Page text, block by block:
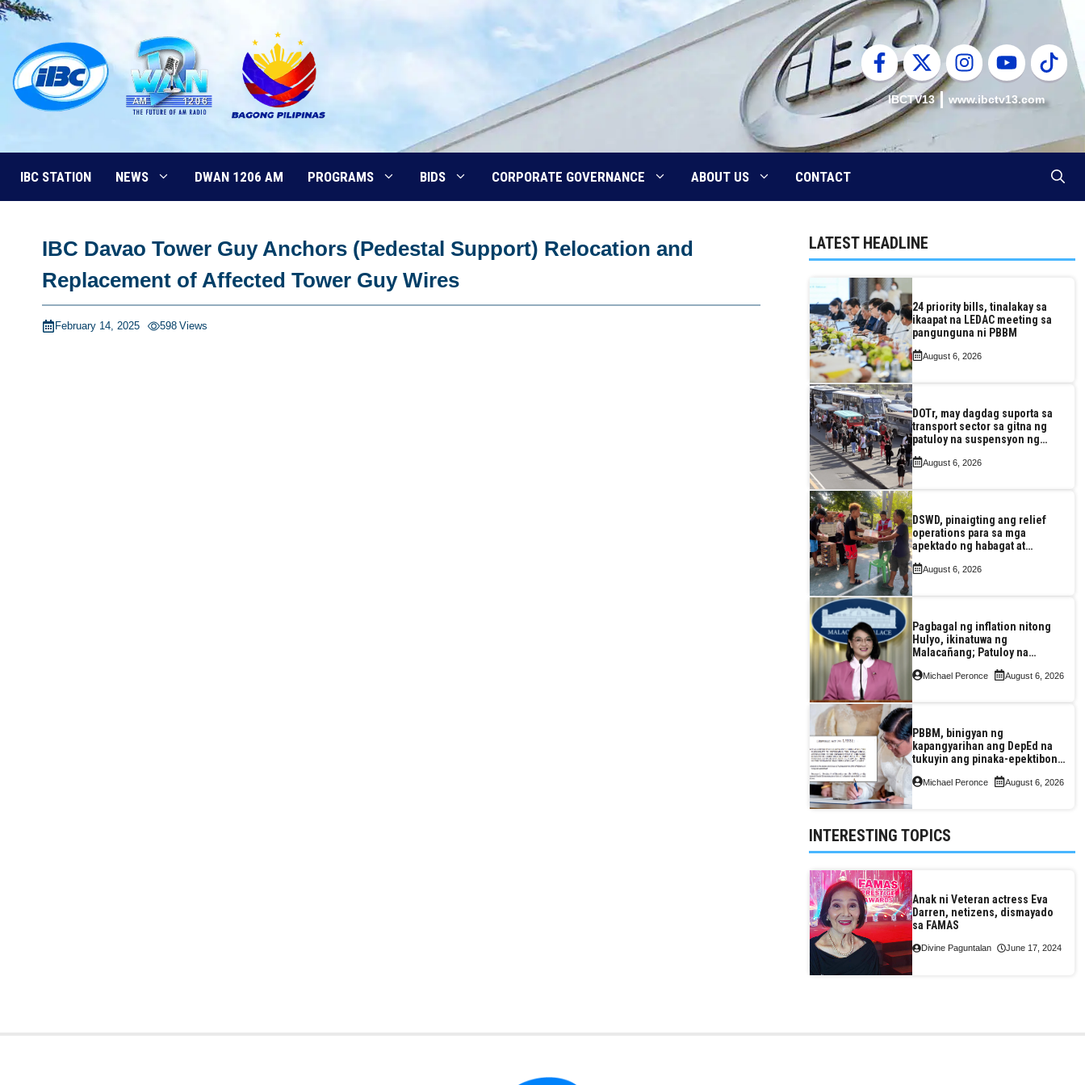
Skip
content
IBCTV13 www.ibctv13.com
IBC STATION NEWS DWAN 1206 AM PROGRAMS BIDS CORPORATE GOVERNANCE ABOUT US CONTACT
IBC Davao Tower Guy Anchors (Pedestal Support) Relocation and
Replacement of Affected Tower Guy Wires
February 14, 2025 598 Views
LATEST HEADLINE
24 priority bills, tinalakay sa
ikaapat na LEDAC meeting sa
pangunguna ni PBBM
August 6, 2026
DOTr, may dagdag suporta sa
transport sector sa gitna ng
patuloy na suspensyon ng
August 6, 2026
DSWD, pinaigting ang relief
operations para sa mga
apektado ng habagat at
August 6, 2026
Pagbagal ng inflation nitong
Hulyo, ikinatuwa ng
Malacañang; Patuloy na
seguridad sa pagkain,
Michael Peronce August 6, 2026
PBBM, binigyan ng
kapangyarihan ang DepEd na
tukuyin ang pinaka-epektibong
Michael Peronce August 6, 2026
INTERESTING TOPICS
Anak ni Veteran actress Eva
Darren, netizens, dismayado
sa FAMAS
Divine Paguntalan June 17, 2024